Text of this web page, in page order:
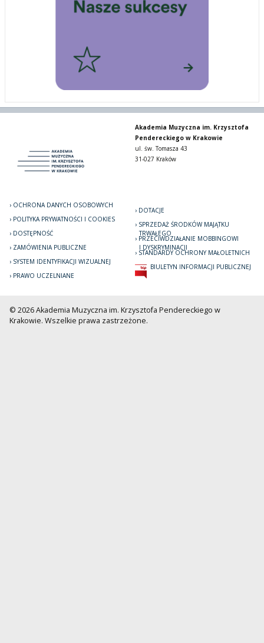
Akademia Muzyczna im. Krzysztofa
Pendereckiego w Krakowie
ul. św. Tomasza 43
31-027 Kraków
OCHRONA DANYCH OSOBOWYCH
POLITYKA PRYWATNOŚCI I COOKIES
DOSTĘPNOŚĆ
ZAMÓWIENIA PUBLICZNE
SYSTEM IDENTYFIKACJI WIZUALNEJ
PRAWO UCZELNIANE
DOTACJE
SPRZEDAŻ ŚRODKÓW MAJĄTKU
TRWAŁEGO
PRZECIWDZIAŁANIE MOBBINGOWI
I DYSKRYMINACJI
STANDARDY OCHRONY MAŁOLETNICH
BIULETYN INFORMACJI PUBLICZNEJ
© 2026 Akademia Muzyczna im. Krzysztofa Pendereckiego w
Krakowie. Wszelkie prawa zastrzeżone.